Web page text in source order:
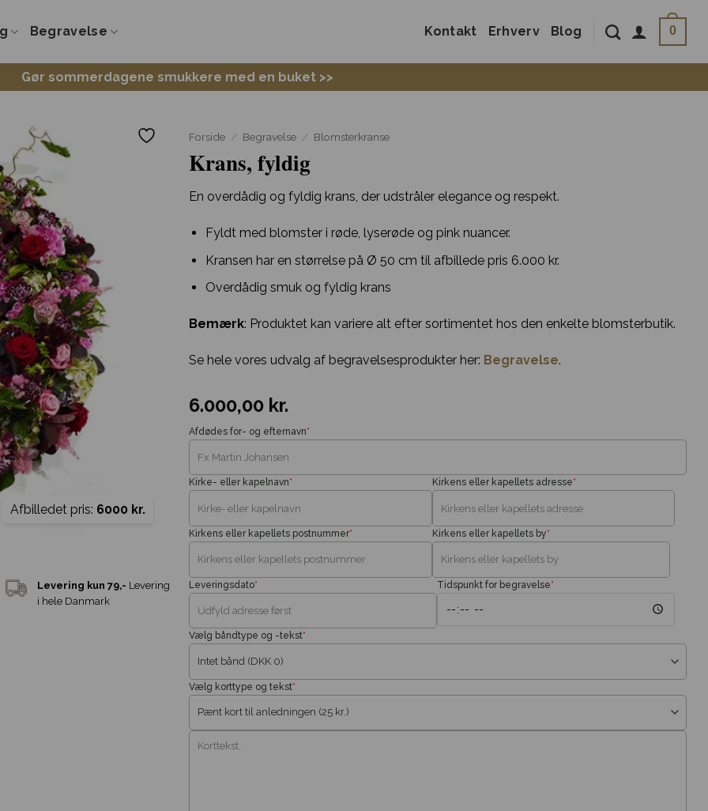
Begravelse Kontakt Erhverv Blog 0
Gør sommerdagene smukkere med en buket >>
Afbilledet pris: 6000 kr.
Levering kun 79,-Levering
i hele Danmark
Forside / Begravelse / Blomsterkranse
Krans, fyldig
En overdådig og fyldig krans, der udstråler elegance og respekt.
Fyldt med blomster i røde, lyserøde og pink nuancer.
Kransen har en størrelse på Ø 50 cm til afbillede pris 6.000 kr.
Overdådig smuk og fyldig krans
Bemærk: Produktet kan variere alt efter sortimentet hos den enkelte blomsterbutik.
Se hele vores udvalg af begravelsesprodukter her: Begravelse.
6.000,00 kr.
*
Afdødes for- og efternavn
*
Kirke- eller kapelnavn *
Kirkens eller kapellets adresse
*
Kirkens eller kapellets postnummer *
Kirkens eller kapellets by
*
Leveringsdato *
Tidspunkt for begravelse
*
Vælg båndtype og -tekst
*
Vælg korttype og tekst